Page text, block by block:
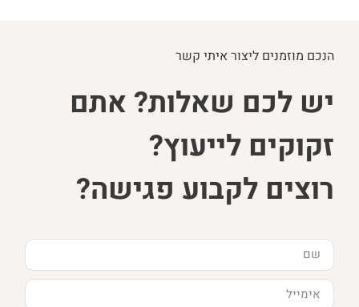
הנכם מוזמנים ליצור איתי קשר
יש לכם שאלות? אתם
זקוקים לייעוץ?
רוצים לקבוע פגישה?